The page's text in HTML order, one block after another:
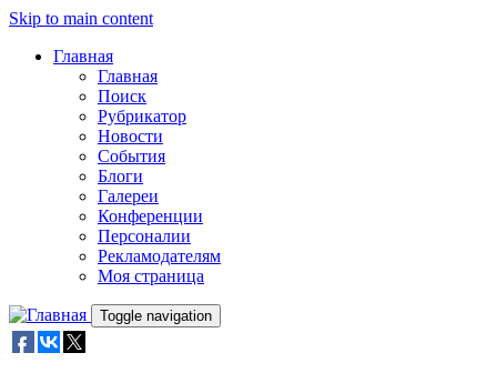
Skip to main content
Главная
Главная
Поиск
Рубрикатор
Новости
События
Блоги
Галереи
Конференции
Персоналии
Рекламодателям
Моя страница
Toggle navigation